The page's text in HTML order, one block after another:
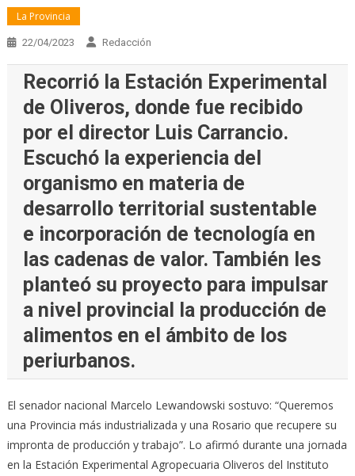
La Provincia
22/04/2023 Redacción
Recorrió la Estación Experimental
de Oliveros, donde fue recibido
por el director Luis Carrancio.
Escuchó la experiencia del
organismo en materia de
desarrollo territorial sustentable
e incorporación de tecnología en
las cadenas de valor. También les
planteó su proyecto para impulsar
a nivel provincial la producción de
alimentos en el ámbito de los
periurbanos.
El senador nacional Marcelo Lewandowski sostuvo: “Queremos
una Provincia más industrializada y una Rosario que recupere su
impronta de producción y trabajo”. Lo afirmó durante una jornada
en la Estación Experimental Agropecuaria Oliveros del Instituto